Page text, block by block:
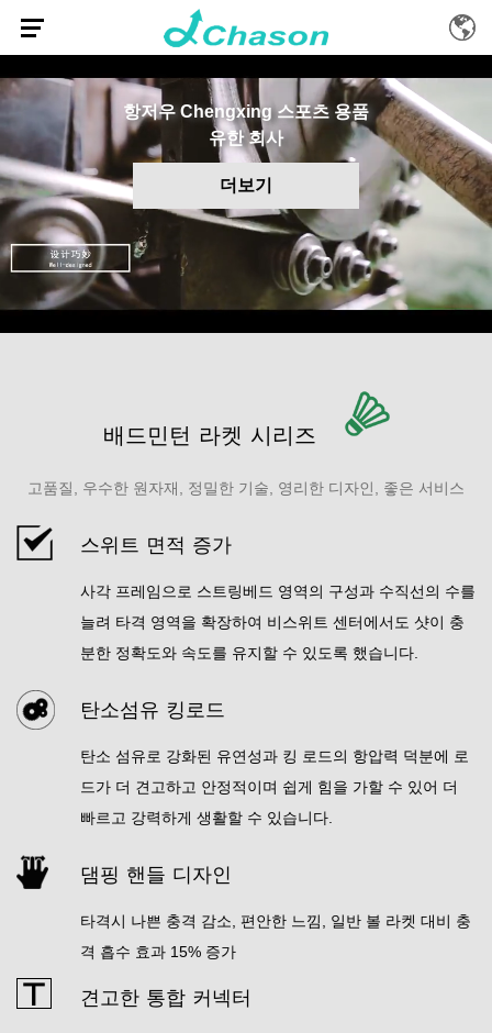
항저우 Chengxing 스포츠 용품
유한 회사
더보기
배드민턴 라켓 시리즈
고품질, 우수한 원자재, 정밀한 기술, 영리한 디자인, 좋은 서비스
스위트 면적 증가
사각 프레임으로 스트링베드 영역의 구성과 수직선의 수를
늘려 타격 영역을 확장하여 비스위트 센터에서도 샷이 충
분한 정확도와 속도를 유지할 수 있도록 했습니다.
탄소섬유 킹로드
탄소 섬유로 강화된 유연성과 킹 로드의 항압력 덕분에 로
드가 더 견고하고 안정적이며 쉽게 힘을 가할 수 있어 더
빠르고 강력하게 생활할 수 있습니다.
댐핑 핸들 디자인
타격시 나쁜 충격 감소, 편안한 느낌, 일반 볼 라켓 대비 충
격 흡수 효과 15% 증가
견고한 통합 커넥터